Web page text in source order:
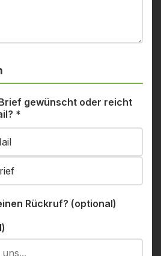
gewünscht oder reicht
*
Rückruf? (optional)